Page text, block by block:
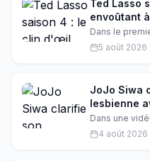
Ted Lasso
envoûtant
épisode
Dans le
Lasso,
littéralement.
mêle football,
5 août 2026
JoJo Siwa
lesbienne
Hughes
Dans une
Siwa revient
avec Chris
4 août 2026